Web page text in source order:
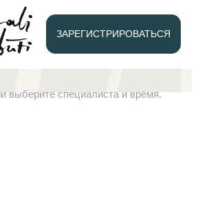
ЗАРЕГИСТРИРОВАТЬСЯ
психотерапия
выберите специалиста и время.